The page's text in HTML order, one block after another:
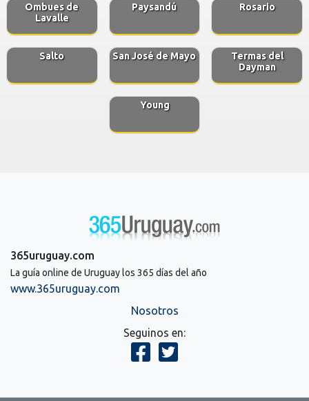
Ombues de
Lavalle
Paysandú Rosario
Salto San José de Mayo
Termas del
Dayman
Young
365uruguay.com
La guía online de Uruguay los 365 días del año
www.365uruguay.com
Nosotros
Seguinos en: